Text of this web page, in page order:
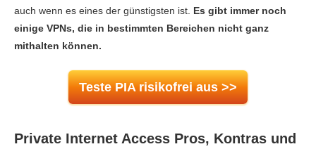
Installation und Apps 9.6
Preis
auch wenn es eines der günstigsten ist. Es gibt immer noch
einige VPNs, die in bestimmten Bereichen nicht ganz
mithalten können.
Teste PIA risikofrei aus >>
Private Internet Access Pros, Kontras und